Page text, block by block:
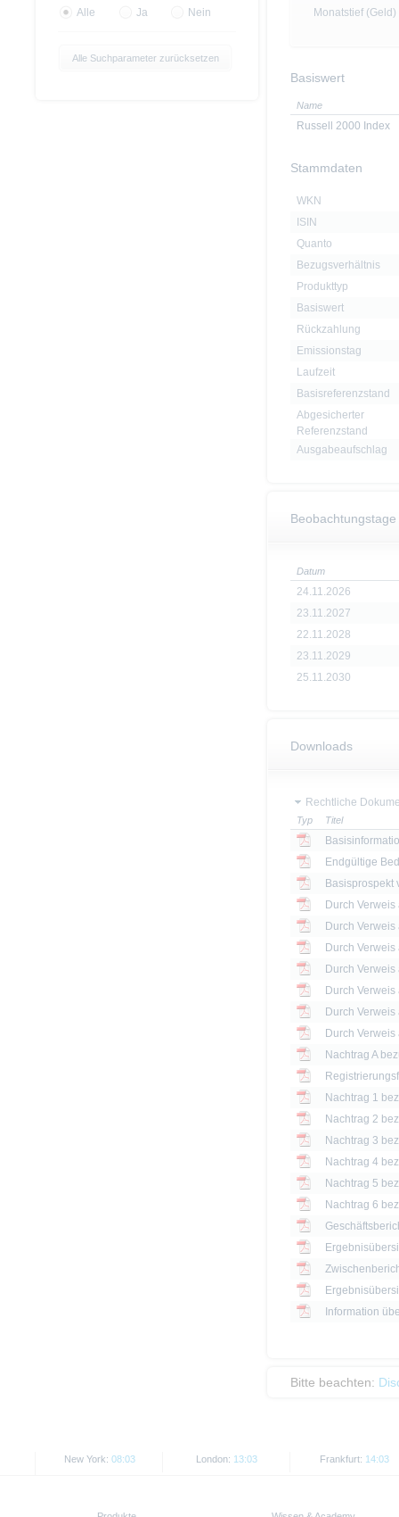
Monatstief (Geld)
Basiswert
Name
Russell 2000 Index
Stammdaten
WKN
ISIN
Quanto
Bezugsverhältnis
Produkttyp
Basiswert
Rückzahlung
Emissionstag
Laufzeit
Basisreferenzstand
Abgesicherter
Referenzstand
Ausgabeaufschlag
Beobachtungstage
Datum
24.11.2026
23.11.2027
22.11.2028
23.11.2029
25.11.2030
Downloads
Rechtliche
Typ Titel
Endgültige
Basisprospekt
Nachtrag 1
Nachtrag 2
Nachtrag 3
Nachtrag 4
Nachtrag 5
Nachtrag 6
Information
Bitte beachten:
Alle
Ja Nein
Alle Suchparameter zurücksetzen
New York: 08:03 London: 13:03 Frankfurt: 14:03